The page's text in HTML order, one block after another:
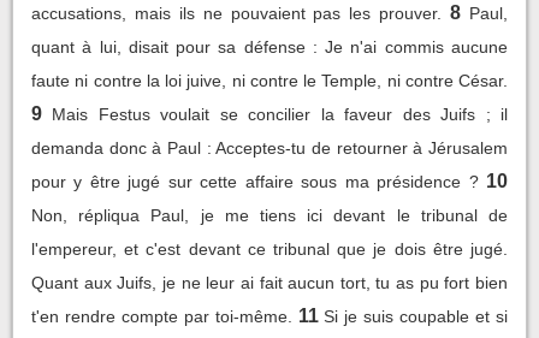
accusations, mais ils ne pouvaient pas les prouver.
8 Paul,
quant à lui, disait pour sa défense : Je n'ai commis aucune
faute ni contre la loi juive, ni contre le Temple, ni contre César.
9 Mais Festus voulait se concilier la faveur des Juifs ; il
demanda donc à Paul : Acceptes-tu de retourner à Jérusalem
pour y être jugé sur cette affaire sous ma présidence ? 10
Non, répliqua Paul, je me tiens ici devant le tribunal de
l'empereur, et c'est devant ce tribunal que je dois être jugé.
Quant aux Juifs, je ne leur ai fait aucun tort, tu as pu fort bien
t'en rendre compte par toi-même.
11 Si je suis coupable et si